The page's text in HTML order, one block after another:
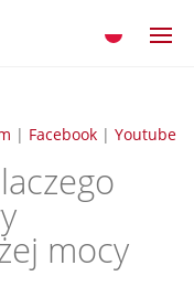
| Facebook | Youtube
mocy